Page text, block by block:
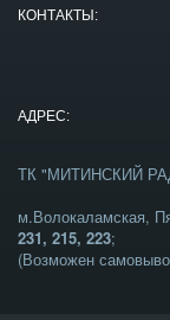
КОНТАКТЫ:
АДРЕС:
ТК "МИТИНСКИЙ
м.Волокаламская,
231, 215, 223;
(Возможен